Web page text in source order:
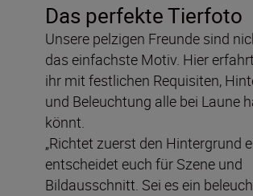
Das perfekte Tierfoto
Unsere pelzigen Freunde sind
das einfachste Motiv. Hier
ihr mit festlichen Requisiten,
und Beleuchtung alle bei Laune
könnt.
„Richtet zuerst den Hintergrund
entscheidet euch für Szene und
Bildausschnitt. Sei es ein